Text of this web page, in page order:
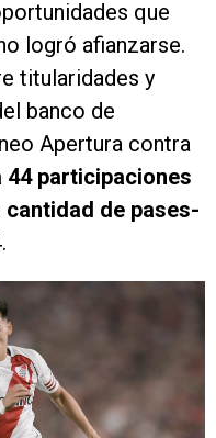
logró afianzarse.
titularidades y
banco de
Apertura contra
44 participaciones
de pases-